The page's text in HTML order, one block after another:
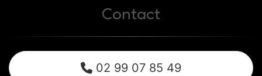
Contact
02 99 07 85 49